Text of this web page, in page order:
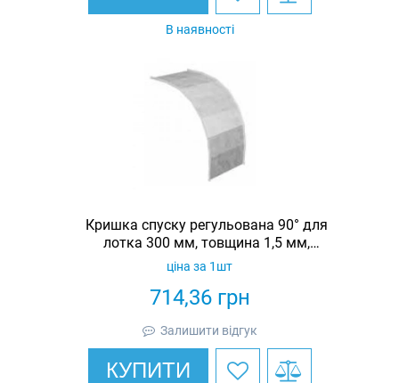
В наявності
Кришка спуску регульована 90° для
лотка 300 мм, товщина 1,5 мм,
гарячеоцинкована, Eurotray
714,36грн
ціна за 1шт
Залишити відгук
КУПИТИ